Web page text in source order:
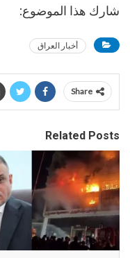
شارك هذا الموضوع:
أخبار العراق
Share
Related Posts